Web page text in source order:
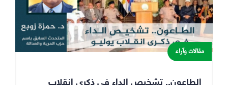
مقالات وآراء